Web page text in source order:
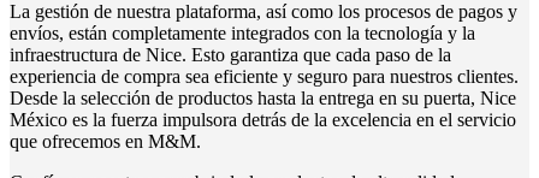
La gestión de nuestra plataforma, así como los procesos de pagos y
envíos, están completamente integrados con la tecnología y la
infraestructura de Nice. Esto garantiza que cada paso de la
experiencia de compra sea eficiente y seguro para nuestros clientes.
Desde la selección de productos hasta la entrega en su puerta, Nice
México es la fuerza impulsora detrás de la excelencia en el servicio
que ofrecemos en M&M.